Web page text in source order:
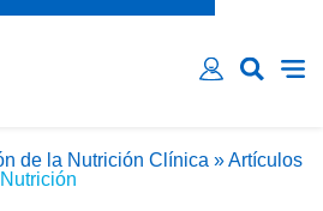
de la Nutrición Clínica »Artículos